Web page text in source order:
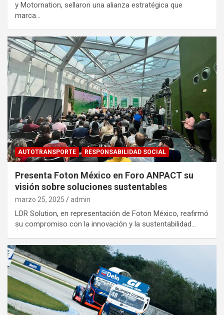
y Motornation, sellaron una alianza estratégica que
marca…
AUTOTRANSPORTE RESPONSABILIDAD SOCIAL
Presenta Foton México en Foro ANPACT su
visión sobre soluciones sustentables
marzo 25, 2025 admin
LDR Solution, en representación de Foton México, reafirmó
su compromiso con la innovación y la sustentabilidad…